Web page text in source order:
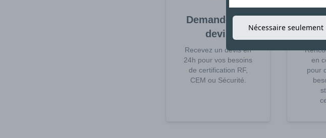
Demander un
devis
Recevez un devis en
24h pour vos besoins
de certification RF,
CEM ou Sécurité.
en
pour
Nécessaire seulement